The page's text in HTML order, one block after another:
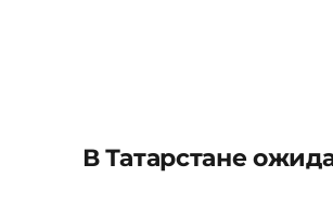
В Татарстане